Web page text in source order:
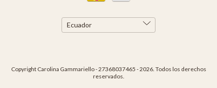
Copyright Carolina Gammariello - 27368037465 - 2026. Todos los derechos
reservados.